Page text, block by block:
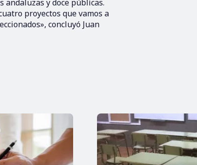
andaluzas y doce públicas.
proyectos que vamos a
concluyó Juan